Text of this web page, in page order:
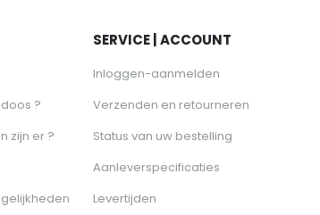
?
zijn er ?
SERVICE | ACCOUNT
Inloggen-aanmelden
Verzenden en retourneren
Status van uw bestelling
Aanleverspecificaties
Levertijden